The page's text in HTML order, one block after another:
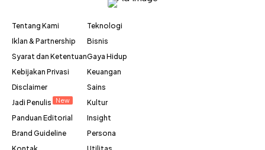
Tentang Kami
Iklan & Partnership
Syarat dan Ketentuan
Kebijakan Privasi
Disclaimer
Jadi Penulis
New
Panduan Editorial
Brand Guideline
Teknologi
Bisnis
Gaya Hidup
Keuangan
Sains
Kultur
Insight
Persona